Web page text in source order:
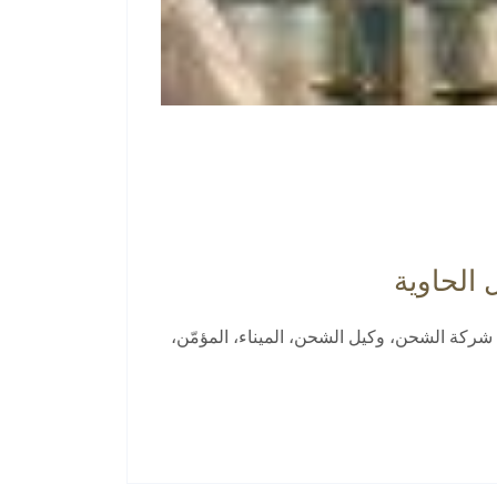
الشحن، وكيل الشحن، الميناء، المؤمّن،